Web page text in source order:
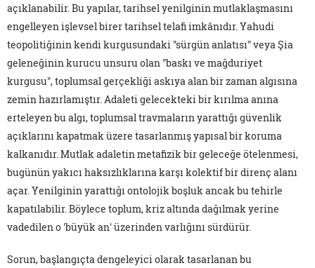
açıklanabilir. Bu yapılar, tarihsel yenilginin mutlaklaşmasını
engelleyen işlevsel birer tarihsel telafi imkânıdır. Yahudi
teopolitiğinin kendi kurgusundaki "sürgün anlatısı" veya Şia
geleneğinin kurucu unsuru olan "baskı ve mağduriyet
kurgusu", toplumsal gerçekliği askıya alan bir zaman algısına
zemin hazırlamıştır. Adaleti gelecekteki bir kırılma anına
erteleyen bu algı, toplumsal travmaların yarattığı güvenlik
açıklarını kapatmak üzere tasarlanmış yapısal bir koruma
kalkanıdır. Mutlak adaletin metafizik bir geleceğe ötelenmesi,
bugünün yakıcı haksızlıklarına karşı kolektif bir direnç alanı
açar. Yenilginin yarattığı ontolojik boşluk ancak bu tehirle
kapatılabilir. Böylece toplum, kriz altında dağılmak yerine
vadedilen o 'büyük an' üzerinden varlığını sürdürür.
Sorun, başlangıçta dengeleyici olarak tasarlanan bu